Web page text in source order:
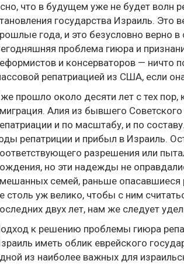
что в будущем уже не будет волн
государства Израиль. Это
года, и это безусловно верно
проблема гиюра и
и консерваторов — ничто
репатриацией из США, если
прошло около десяти лет с тех пор,
Алия из бывшего
и по масштабу, и по
репатриции и прибыл в Израиль.
разрешения или
но эти надежды не
семей, раньше опасавшиеся
столь уж велико, чтобы с ним
двух лет, нам же следует
к решению проблемы гиюра
иметь облик еврейского
из наиболее важных для